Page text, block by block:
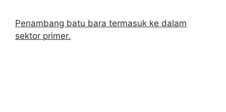
Penambang batu bara termasuk ke dalam
sektor primer.